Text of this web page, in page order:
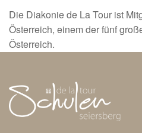
Die Diakonie de La Tour ist
Österreich, einem der fünf
Österreich.